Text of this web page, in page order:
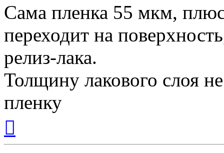
Сама пленка 55 мкм,
переходит на
релиз-лака.
Толщину лакового слоя
пленку
началу